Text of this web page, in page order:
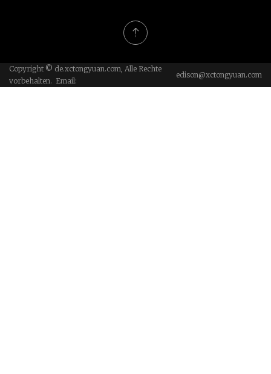
Schraubklemmenblock
Copyright © de.xctongyuan.com, Alle Rechte
vorbehalten. Email:
edison@xctongyuan.com